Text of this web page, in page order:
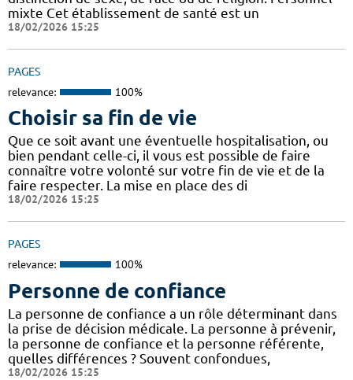
mixte Cet établissement de santé est un
18/02/2026 15:25
PAGES
relevance: 100%
Choisir sa fin de vie
Que ce soit avant une éventuelle hospitalisation, ou
bien pendant celle-ci, il vous est possible de faire
connaître votre volonté sur votre fin de vie et de la
faire respecter. La mise en place des di
18/02/2026 15:25
PAGES
relevance: 100%
Personne de confiance
La personne de confiance a un rôle déterminant dans
la prise de décision médicale. La personne à prévenir,
la personne de confiance et la personne référente,
quelles différences ? Souvent confondues,
18/02/2026 15:25